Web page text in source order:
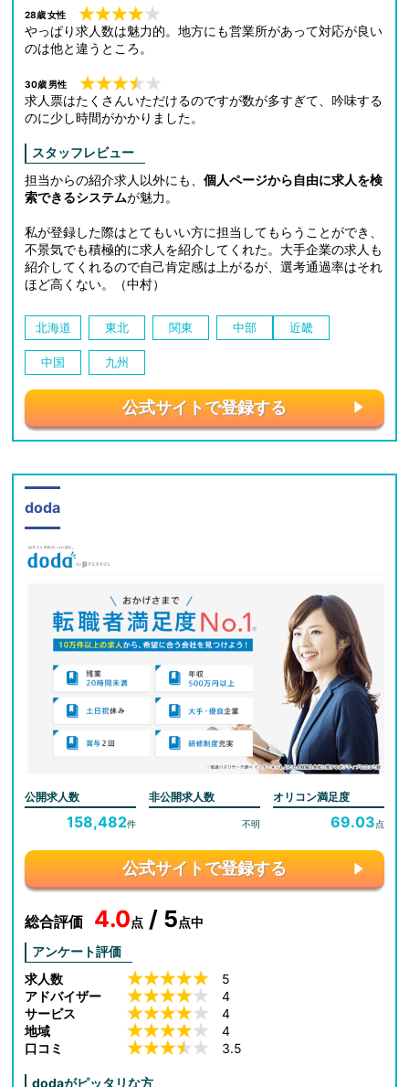
28歳 女性
やっぱり求人数は魅力的。地方にも営業所があって対応が良い
のは他と違うところ。
30歳 男性
求人票はたくさんいただけるのですが数が多すぎて、吟味する
のに少し時間がかかりました。
スタッフレビュー
担当からの紹介求人以外にも、個人ページから自由に求人を検
索できるシステムが魅力。
私が登録した際はとてもいい方に担当してもらうことができ、
不景気でも積極的に求人を紹介してくれた。大手企業の求人も
紹介してくれるので自己肯定感は上がるが、選考通過率はそれ
ほど高くない。（中村）
北海道 東北 関東 中部 近畿
中国 九州
公式サイトで登録する
doda
公開求人数
158,482件
非公開求人数
不明
オリコン満足度
69.03点
公式サイトで登録する
総合評価 4.0点 / 5点中
アンケート評価
求人数
5
アドバイザー
4
サービス
4
地域
4
口コミ
3.5
dodaがピッタリな方